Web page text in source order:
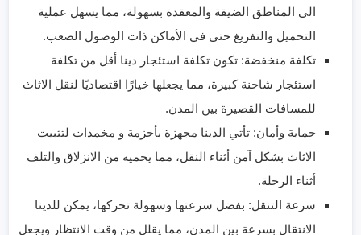
الى المناطق الضيقة والمعقدة بسهولة، مما يسهل عملية
التحميل والتفريغ حتى في الأماكن ذات الوصول الصعب.
تكلفة منخفضة: تكون تكلفة استئجار دينا أقل من تكلفة
استئجار شاحنة كبيرة، مما يجعلها خيارًا اقتصاديًا لنقل الاثاث
للمسافات القصيرة بين المدن.
حماية وأمان: تأتي الدينا مجهزة بأحزمة و مخمدات لتثبيت
الاثاث بشكل آمن أثناء النقل، مما يحميه من الانزلاق والتلف
أثناء الرحلة.
سرعة التنقل: بفضل سرعتها وسهولة تحركها، يمكن للدينا
الانتقال بسرعة بين المدن، مما يقلل من وقت الانتظار ويجعل